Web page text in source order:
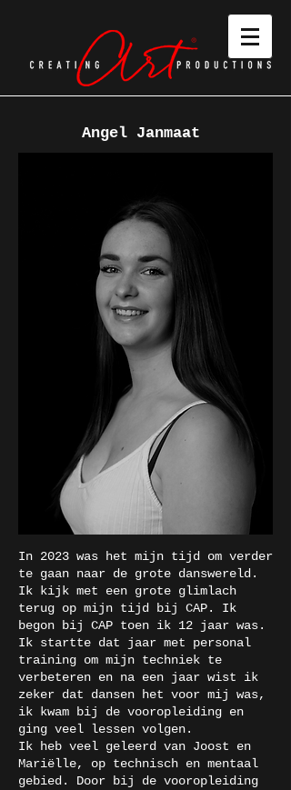
Angel Janmaat
In 2023 was het mijn tijd om verder
te gaan naar de grote danswereld.
Ik kijk met een grote glimlach
terug op mijn tijd bij CAP. Ik
begon bij CAP toen ik 12 jaar was.
Ik startte dat jaar met personal
training om mijn techniek te
verbeteren en na een jaar wist ik
zeker dat dansen het voor mij was,
ik kwam bij de vooropleiding en
ging veel lessen volgen.
Ik heb veel geleerd van Joost en
Mariëlle, op technisch en mentaal
gebied. Door bij de vooropleiding